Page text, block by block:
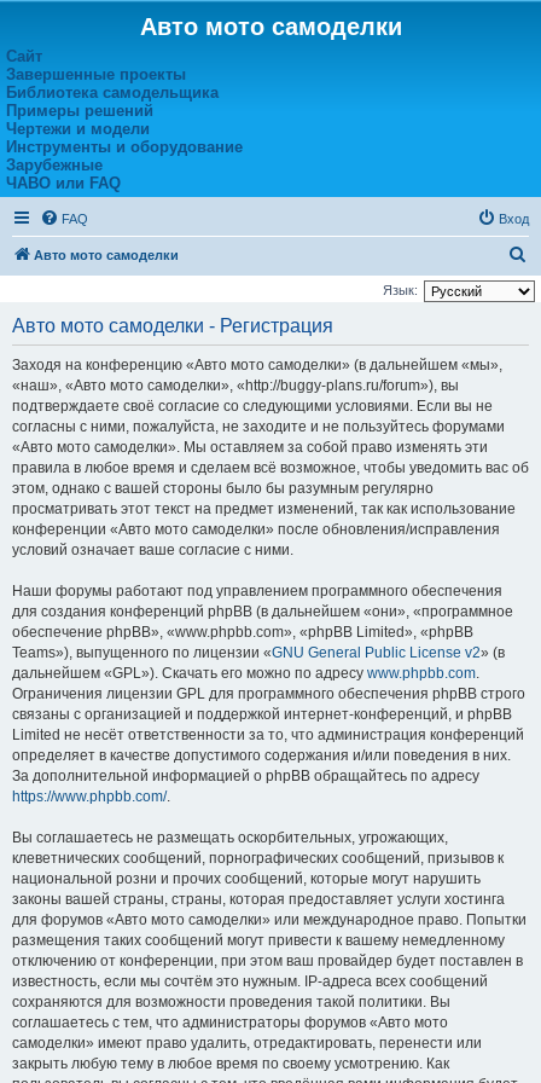
Авто мото самоделки
Сайт
Завершенные проекты
Библиотека самодельщика
Примеры решений
Чертежи и модели
Инструменты и оборудование
Зарубежные
ЧАВО или FAQ
FAQ Вход
Авто мото самоделки
о
Язык:
Авто мото самоделки - Регистрация
Заходя на конференцию «Авто мото самоделки» (в дальнейшем «мы»,
«наш», «Авто мото самоделки», «http://buggy-plans.ru/forum»), вы
подтверждаете своё согласие со следующими условиями. Если вы не
согласны с ними, пожалуйста, не заходите и не пользуйтесь форумами
«Авто мото самоделки». Мы оставляем за собой право изменять эти
правила в любое время и сделаем всё возможное, чтобы уведомить вас об
этом, однако с вашей стороны было бы разумным регулярно
просматривать этот текст на предмет изменений, так как использование
конференции «Авто мото самоделки» после обновления/исправления
условий означает ваше согласие с ними.
Наши форумы работают под управлением программного обеспечения
для создания конференций phpBB (в дальнейшем «они», «программное
обеспечение phpBB», «www.phpbb.com», «phpBB Limited», «phpBB
Teams»), выпущенного по лицензии «GNU General Public License v2» (в
дальнейшем «GPL»). Скачать его можно по адресу www.phpbb.com.
Ограничения лицензии GPL для программного обеспечения phpBB строго
связаны с организацией и поддержкой интернет-конференций, и phpBB
Limited не несёт ответственности за то, что администрация конференций
определяет в качестве допустимого содержания и/или поведения в них.
За дополнительной информацией о phpBB обращайтесь по адресу
https://www.phpbb.com/.
Вы соглашаетесь не размещать оскорбительных, угрожающих,
клеветнических сообщений, порнографических сообщений, призывов к
национальной розни и прочих сообщений, которые могут нарушить
законы вашей страны, страны, которая предоставляет услуги хостинга
для форумов «Авто мото самоделки» или международное право. Попытки
размещения таких сообщений могут привести к вашему немедленному
отключению от конференции, при этом ваш провайдер будет поставлен в
известность, если мы сочтём это нужным. IP-адреса всех сообщений
сохраняются для возможности проведения такой политики. Вы
соглашаетесь с тем, что администраторы форумов «Авто мото
самоделки» имеют право удалить, отредактировать, перенести или
закрыть любую тему в любое время по своему усмотрению. Как